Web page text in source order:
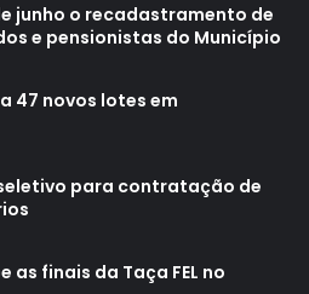
junho o recadastramento de
e pensionistas do Município
47 novos lotes em
para contratação de
as finais da Taça FEL no